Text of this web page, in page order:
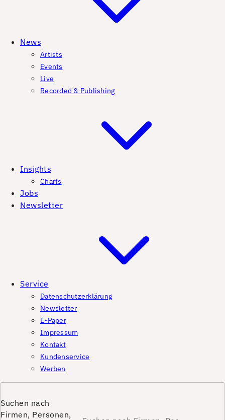
News
Artists
Events
Live
Recorded & Publishing
Insights
Charts
Jobs
Newsletter
Service
Datenschutzerklärung
Newsletter
E-Paper
Impressum
Kontakt
Kundenservice
Werben
Suchen nach
Firmen, Personen,